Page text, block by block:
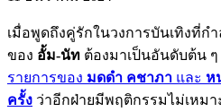
เมื่อพูดถึงคู่รักในวงการบันเทิงที่
ของ อั้ม-นัท ต้องมาเป็นอันดับต้น
รายการของ มดดำ คชาภา และ ห
ครั้ง ว่าอีกฝ่ายมีพฤติกรรมไม่เหม